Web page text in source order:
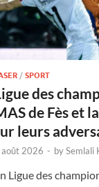
/SPORT
des
de Fès et
leurs
2026 - bySemlali
Ligue des